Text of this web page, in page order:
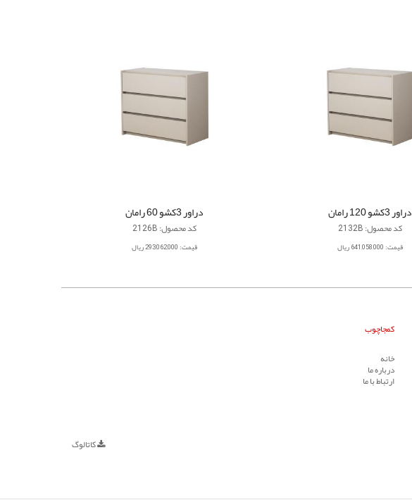
دراور 3کشو 60 رامان
کد محصول: 2126B
قیمت: 293,062,000 ریال
دراور 3کشو 120 رامان
کد محصول: 2132B
قیمت: 641,058,000 ریال
کمجاچوب
خانه
درباره ما
ارتباط با ما
کاتالوگ